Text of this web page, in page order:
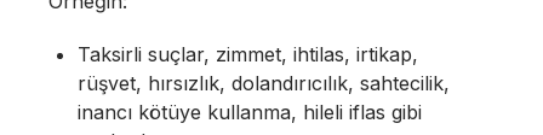
Taksirli suçlar, zimmet, ihtilas, irtikap,
rüşvet, hırsızlık, dolandırıcılık, sahtecilik,
inancı kötüye kullanma, hileli iflas gibi